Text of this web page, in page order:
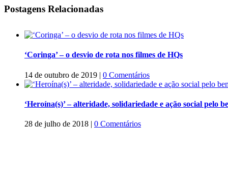
Postagens Relacionadas
‘Coringa’ – o desvio de rota nos filmes de HQs
14 de outubro de 2019 | 0 Comentários
‘Heroína(s)’ – alteridade, solidariedade e ação social pelo
28 de julho de 2018 | 0 Comentários